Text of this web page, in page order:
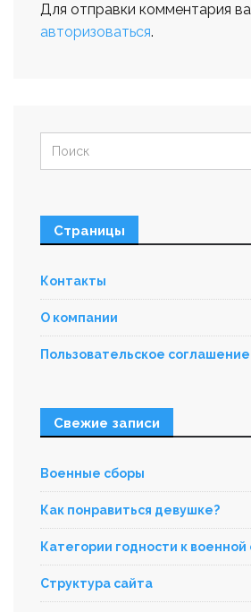
Для отправки комментария
авторизоваться.
Страницы
Контакты
О компании
Пользовательское соглашение
Свежие записи
Военные сборы
Как понравиться девушке?
Категории годности к
Структура сайта